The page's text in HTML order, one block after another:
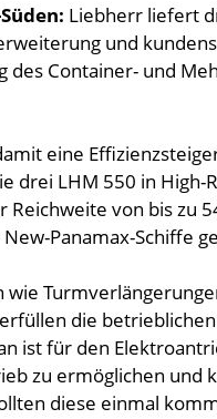
Liebherr liefert
und
des Container- und
eine
drei LHM 550 in
Reichweite von bis zu
Panamax-Schiffe
wie
die
ist für den
zu ermöglichen und
diese einmal